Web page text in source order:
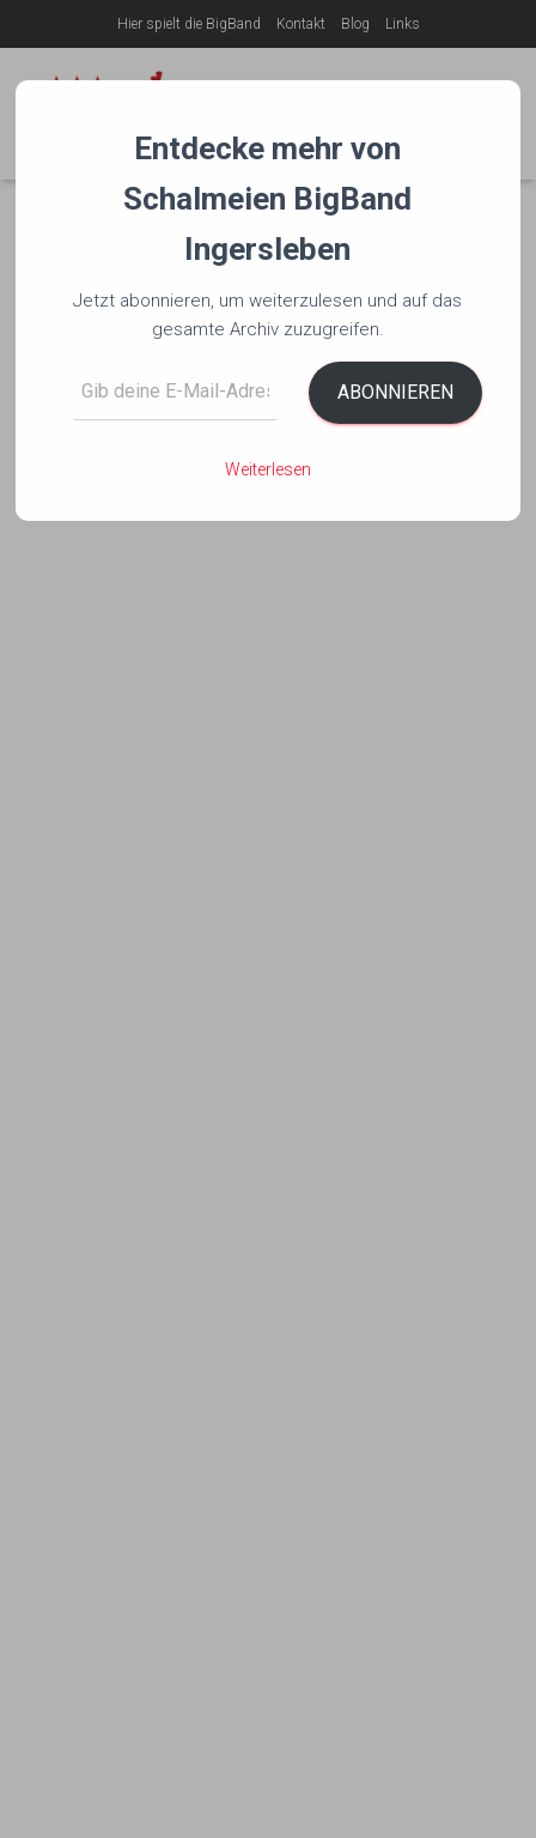
Hier spielt die BigBand Kontakt Blog Links
Entdecke mehr von
Schalmeien BigBand
Ingersleben
Jetzt abonnieren, um weiterzulesen und auf das
gesamte Archiv zuzugreifen.
ABONNIEREN
Weiterlesen